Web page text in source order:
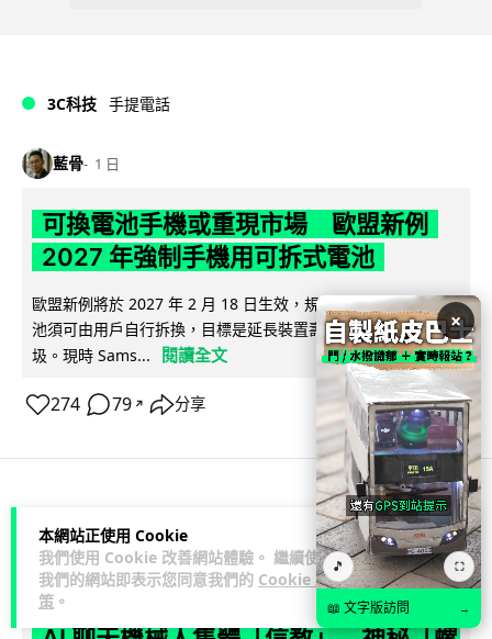
本網站正使用 Cookie
我們使用 Cookie 改善網站體驗。 繼續使用
我們的網站即表示您同意我們的 Cookie 政
策 。
3C科技 手提電話
藍骨 1 日
可換電池手機或重現市場 歐盟新例
2027 年強制手機用可拆式電池
歐盟新例將於 2027 年 2 月 18 日生效，規定手機及平板電腦電
池須可由用戶自行拆換，目標是延長裝置壽命及減少電子垃
圾。現時 Sams...
閱讀全文
274 79 ↗ 分享
藍骨 1 日
×
🎵 ⛶
📖 文字版訪問 →